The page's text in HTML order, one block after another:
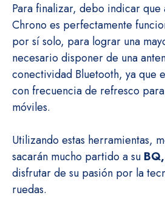
Para finalizar, debo indicar que
Chrono es perfectamente
por sí solo, para lograr una
necesario disponer de una
conectividad Bluetooth, ya que
con frecuencia de refresco
móviles.
Utilizando estas herramientas,
sacarán mucho partido a su BQ,
disfrutar de su pasión por la
ruedas.